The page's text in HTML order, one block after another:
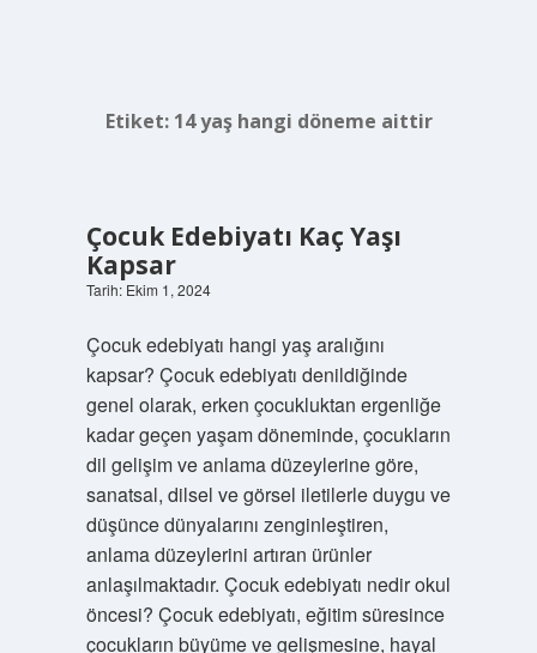
Etiket: 14 yaş hangi döneme aittir
Çocuk Edebiyatı Kaç Yaşı
Kapsar
Tarih: Ekim 1, 2024
Çocuk edebiyatı hangi yaş aralığını
kapsar? Çocuk edebiyatı denildiğinde
genel olarak, erken çocukluktan ergenliğe
kadar geçen yaşam döneminde, çocukların
dil gelişim ve anlama düzeylerine göre,
sanatsal, dilsel ve görsel iletilerle duygu ve
düşünce dünyalarını zenginleştiren,
anlama düzeylerini artıran ürünler
anlaşılmaktadır. Çocuk edebiyatı nedir okul
öncesi? Çocuk edebiyatı, eğitim süresince
çocukların büyüme ve gelişmesine, hayal